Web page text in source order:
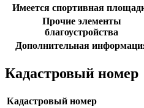
Имеется спортивная
Прочие элементы
благоустройства
Дополнительная
Кадастровый номер
Кадастровый номер